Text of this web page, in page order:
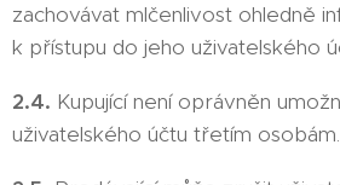
zachovávat mlčenlivost ohledně
k přístupu do jeho uživatelského
2.4. Kupující není oprávněn
uživatelského účtu třetím osobám.